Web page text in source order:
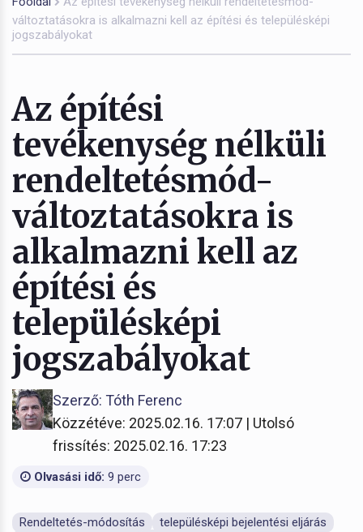
változtatásokra is alkalmazni kell az építési és településképi
jogszabályokat
Az építési
tevékenység nélküli
rendeltetésmód-
változtatásokra is
alkalmazni kell az
építési és
településképi
jogszabályokat
Szerző: Tóth Ferenc
Közzétéve: 2025.02.16. 17:07 | Utolsó
frissítés: 2025.02.16. 17:23
Olvasási idő: 9 perc
Rendeltetés-módosítás
településképi bejelentési eljárás